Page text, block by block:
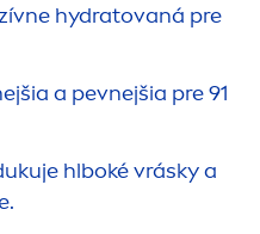
hydratovaná pre
a pevnejšia pre 91
hlboké vrásky a